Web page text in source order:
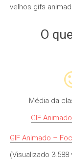
velhos gifs
O
Média da
GIF
GIF Animado –
(Visualizado